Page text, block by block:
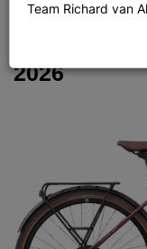
Hercules
2026
Team Richard van